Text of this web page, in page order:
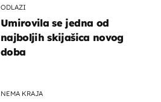
ODLAZI
Umirovila se jedna od
najboljih skijašica novog
doba
NEMA KRAJA